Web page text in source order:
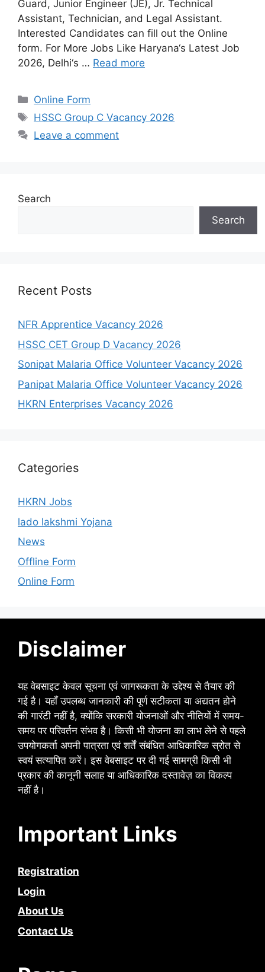
Guard, Junior Engineer (JE), Jr. Technical
Assistant, Technician, and Legal Assistant.
Interested Candidates can fill out the Online
form. For More Jobs Like Haryana‘s Latest Job
2026, Delhi‘s … Read more
Categories
Online Form
Tags
HSSC Group C Vacancy 2026
Leave a comment
Search
Search
Recent Posts
NFR Apprentice Vacancy 2026
HSSC CET Group D Vacancy 2026
Sonipat Malaria Office Volunteer Vacancy 2026
Panipat Malaria Office Volunteer Vacancy 2026
HKRN Enterprises Vacancy 2026
Categories
HKRN Jobs
lado lakshmi Yojana
News
Offline Form
Online Form
Disclaimer
यह वेबसाइट केवल सूचना एवं जागरूकता के उद्देश्य से तैयार की
गई है। यहाँ उपलब्ध जानकारी की पूर्ण सटीकता या अद्यतन होने
की गारंटी नहीं है, क्योंकि सरकारी योजनाओं और नीतियों में समय-
समय पर परिवर्तन संभव है। किसी भी योजना का लाभ लेने से पहले
उपयोगकर्ता अपनी पात्रता एवं शर्तें संबंधित आधिकारिक स्रोत से
स्वयं सत्यापित करें। इस वेबसाइट पर दी गई सामग्री किसी भी
प्रकार की कानूनी सलाह या आधिकारिक दस्तावेज़ का विकल्प
नहीं है।
Important Links
Registration
Login
About Us
Contact Us